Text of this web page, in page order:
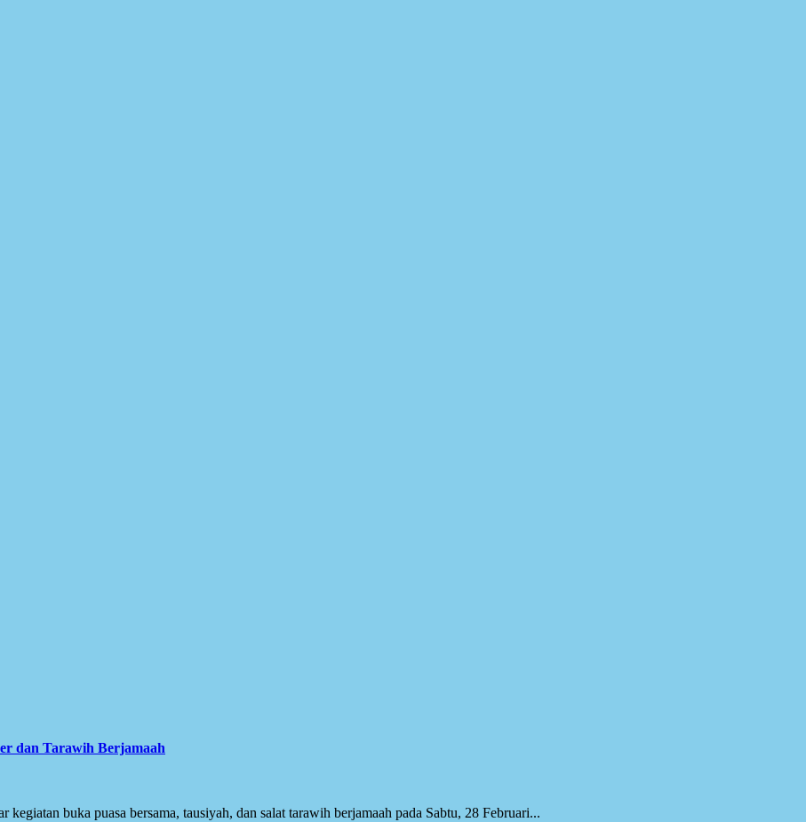
dan Tarawih Berjamaah
buka puasa bersama, tausiyah, dan salat tarawih berjamaah pada Sabtu, 28 Februari...